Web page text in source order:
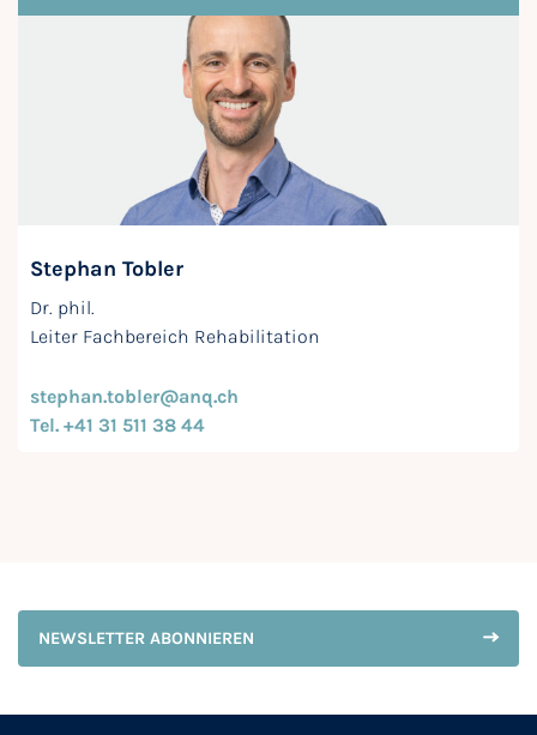
Stephan Tobler
Dr. phil.
Leiter Fachbereich Rehabilitation
stephan.tobler@anq.ch
Tel. +41 31 511 38 44
NEWSLETTER ABONNIEREN